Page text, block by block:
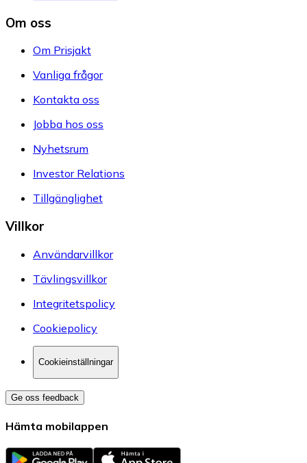
Om oss
Om Prisjakt
Vanliga frågor
Kontakta oss
Jobba hos oss
Nyhetsrum
Investor Relations
Tillgänglighet
Villkor
Användarvillkor
Tävlingsvillkor
Integritetspolicy
Cookiepolicy
Cookieinställningar
Ge oss feedback
Hämta mobilappen